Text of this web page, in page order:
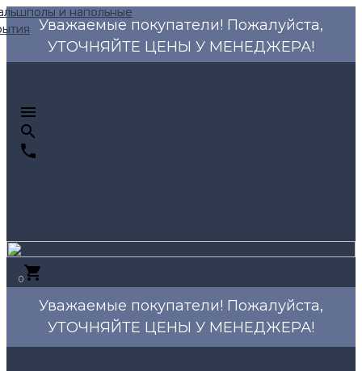
Уважаемые покупатели! Пожалуйста,
УТОЧНЯЙТЕ ЦЕНЫ У МЕНЕДЖЕРА!
0
Уважаемые покупатели! Пожалуйста,
УТОЧНЯЙТЕ ЦЕНЫ У МЕНЕДЖЕРА!